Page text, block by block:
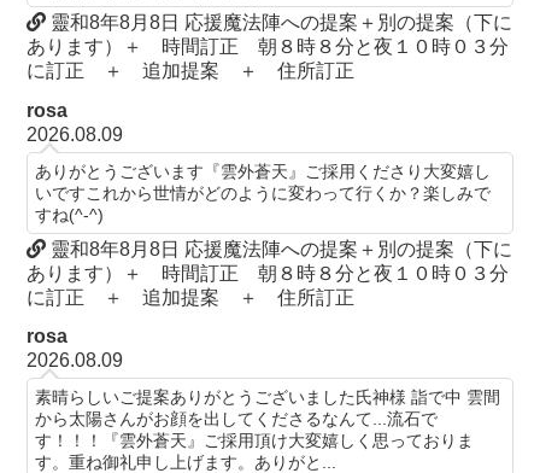
靈和8年8月8日 応援魔法陣への提案＋別の提案（下に
あります）＋ 時間訂正 朝８時８分と夜１０時０３分
に訂正 ＋ 追加提案 ＋ 住所訂正
rosa
2026.08.09
ありがとうございます『雲外蒼天』ご採用くださり大変嬉し
いですこれから世情がどのように変わって行くか？楽しみで
すね(^-^)
靈和8年8月8日 応援魔法陣への提案＋別の提案（下に
あります）＋ 時間訂正 朝８時８分と夜１０時０３分
に訂正 ＋ 追加提案 ＋ 住所訂正
rosa
2026.08.09
素晴らしいご提案ありがとうございました氏神様 詣で中 雲間
から太陽さんがお顔を出してくださるなんて...流石で
す！！！『雲外蒼天』ご採用頂け大変嬉しく思っておりま
す。重ね御礼申し上げます。ありがと...